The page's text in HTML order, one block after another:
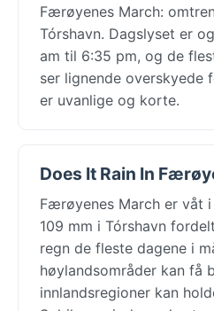
Færøyenes March:
Tórshavn. Dagslyset er
am til 6:35 pm, og de
ser lignende overskyede
er uvanlige og korte.
Does It Rain In
Færøyenes March er våt
109 mm i Tórshavn
regn de fleste dagene i
høylandsområder kan få
innlandsregioner kan